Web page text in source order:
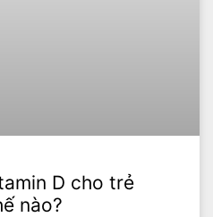
D cho trẻ
nào?